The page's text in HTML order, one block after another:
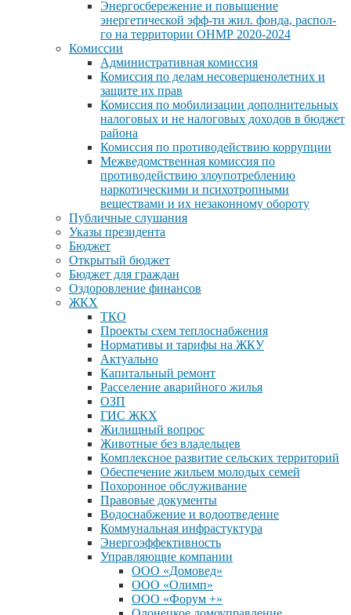
Энергосбережение и повышение
энергетической эфф-ти жил. фонда, распол-
го на территории ОНМР 2020-2024
Комиссии
Административная комиссия
Комиссия по делам несовершенолетних и
защите их прав
Комиссия по мобилизации дополнительных
налоговых и не налоговых доходов в бюджет
района
Комиссия по противодействию коррупции
Межведомственная комиссия по
противодействию злоупотреблению
наркотическими и психотропными
веществами и их незаконному обороту
Публичные слушания
Указы президента
Бюджет
Открытый бюджет
Бюджет для граждан
Оздоровление финансов
ЖКХ
ТКО
Проекты схем теплоснабжения
Нормативы и тарифы на ЖКУ
Актуально
Капитальный ремонт
Расселение аварийного жилья
ОЗП
ГИС ЖКХ
Жилищный вопрос
Животные без владельцев
Комплексное развитие сельских территорий
Обеспечение жильем молодых семей
Похоронное обслуживание
Правовые документы
Водоснабжение и водоотведение
Коммунальная инфрастуктура
Энергоэффективность
Управляющие компании
ООО «Домовед»
ООО «Олимп»
ООО «Форум +»